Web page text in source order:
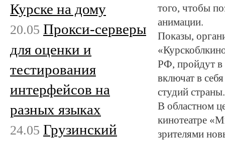
того, чтобы
анимации.
Показы,
РФ, пройдут в
включат в
студий страны.
В областном
кинотеатре
зрителями
Курске на дому
20.05 Прокси-серверы
для оценки и
тестирования
интерфейсов на
разных языках
24.05 Грузинский